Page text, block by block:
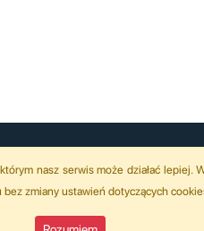
nasz serwis może działać lepiej.
zmiany ustawień dotyczących